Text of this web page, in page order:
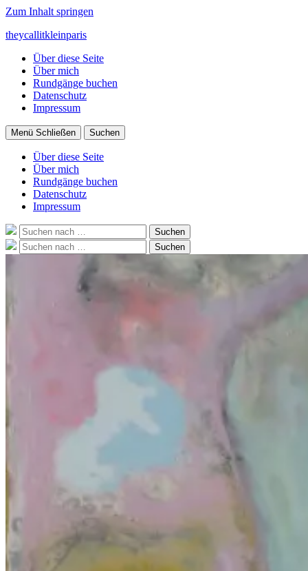
Zum Inhalt springen
theycallitkleinparis
Über diese Seite
Über mich
Rundgänge buchen
Datenschutz
Impressum
Menü Schließen Suchen
Über diese Seite
Über mich
Rundgänge buchen
Datenschutz
Impressum
Suche
nach:
Suchen
Suche
nach:
Suchen